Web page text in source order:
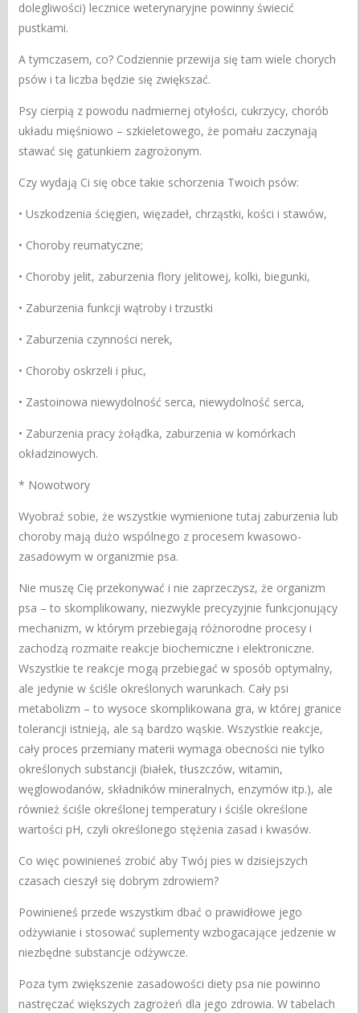
dolegliwości) lecznice weterynaryjne powinny świecić
pustkami.
A tymczasem, co? Codziennie przewija się tam wiele chorych
psów i ta liczba będzie się zwiększać.
Psy cierpią z powodu nadmiernej otyłości, cukrzycy, chorób
układu mięśniowo – szkieletowego, że pomału zaczynają
stawać się gatunkiem zagrożonym.
Czy wydają Ci się obce takie schorzenia Twoich psów:
• Uszkodzenia ścięgien, więzadeł, chrząstki, kości i stawów,
• Choroby reumatyczne;
• Choroby jelit, zaburzenia flory jelitowej, kolki, biegunki,
• Zaburzenia funkcji wątroby i trzustki
• Zaburzenia czynności nerek,
• Choroby oskrzeli i płuc,
• Zastoinowa niewydolność serca, niewydolność serca,
• Zaburzenia pracy żołądka, zaburzenia w komórkach
okładzinowych.
* Nowotwory
Wyobraź sobie, że wszystkie wymienione tutaj zaburzenia lub
choroby mają dużo wspólnego z procesem kwasowo-
zasadowym w organizmie psa.
Nie muszę Cię przekonywać i nie zaprzeczysz, że organizm
psa – to skomplikowany, niezwykle precyzyjnie funkcjonujący
mechanizm, w którym przebiegają różnorodne procesy i
zachodzą rozmaite reakcje biochemiczne i elektroniczne.
Wszystkie te reakcje mogą przebiegać w sposób optymalny,
ale jedynie w ściśle określonych warunkach. Cały psi
metabolizm – to wysoce skomplikowana gra, w której granice
tolerancji istnieją, ale są bardzo wąskie. Wszystkie reakcje,
cały proces przemiany materii wymaga obecności nie tylko
określonych substancji (białek, tłuszczów, witamin,
węglowodanów, składników mineralnych, enzymów itp.), ale
również ściśle określonej temperatury i ściśle określone
wartości pH, czyli określonego stężenia zasad i kwasów.
Co więc powinieneś zrobić aby Twój pies w dzisiejszych
czasach cieszył się dobrym zdrowiem?
Powinieneś przede wszystkim dbać o prawidłowe jego
odżywianie i stosować suplementy wzbogacające jedzenie w
niezbędne substancje odżywcze.
Poza tym zwiększenie zasadowości diety psa nie powinno
nastręczać większych zagrożeń dla jego zdrowia. W tabelach